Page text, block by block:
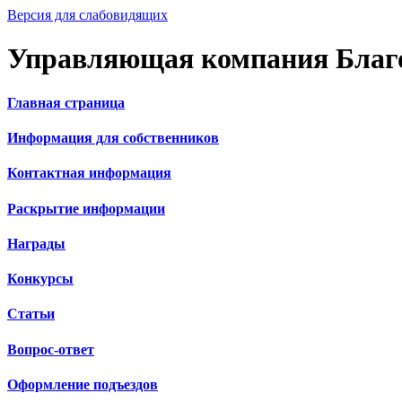
Версия для слабовидящих
Управляющая компания
Главная страница
Информация для собственников
Контактная информация
Раскрытие информации
Награды
Конкурсы
Статьи
Вопрос-ответ
Оформление подъездов